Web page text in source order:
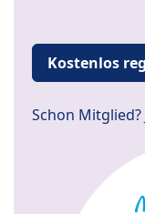
Kostenlos
Schon Mitglied?